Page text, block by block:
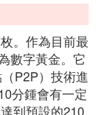
。作為目前最
數字黃金。它
P2P）技術進
分鍾會有一定
到預設的210